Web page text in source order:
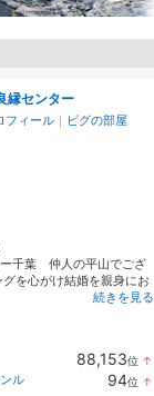
縁センター
フィール ｜ ピグの部屋
千葉 仲人の平山でござ
を心がけ結婚を親身にお
続きを見る
88,153位 ↑
ル 94位 ↑